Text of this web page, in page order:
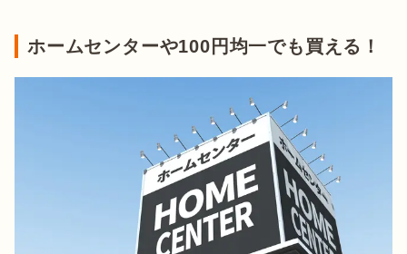
ホームセンターや100円均一でも買える！